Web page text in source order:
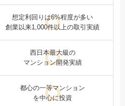
想定利回りは6%程度が多い
創業以来1,000件以上の取引実績
西日本最大級の
マンション開発実績
都心の一等マンション
を中心に投資